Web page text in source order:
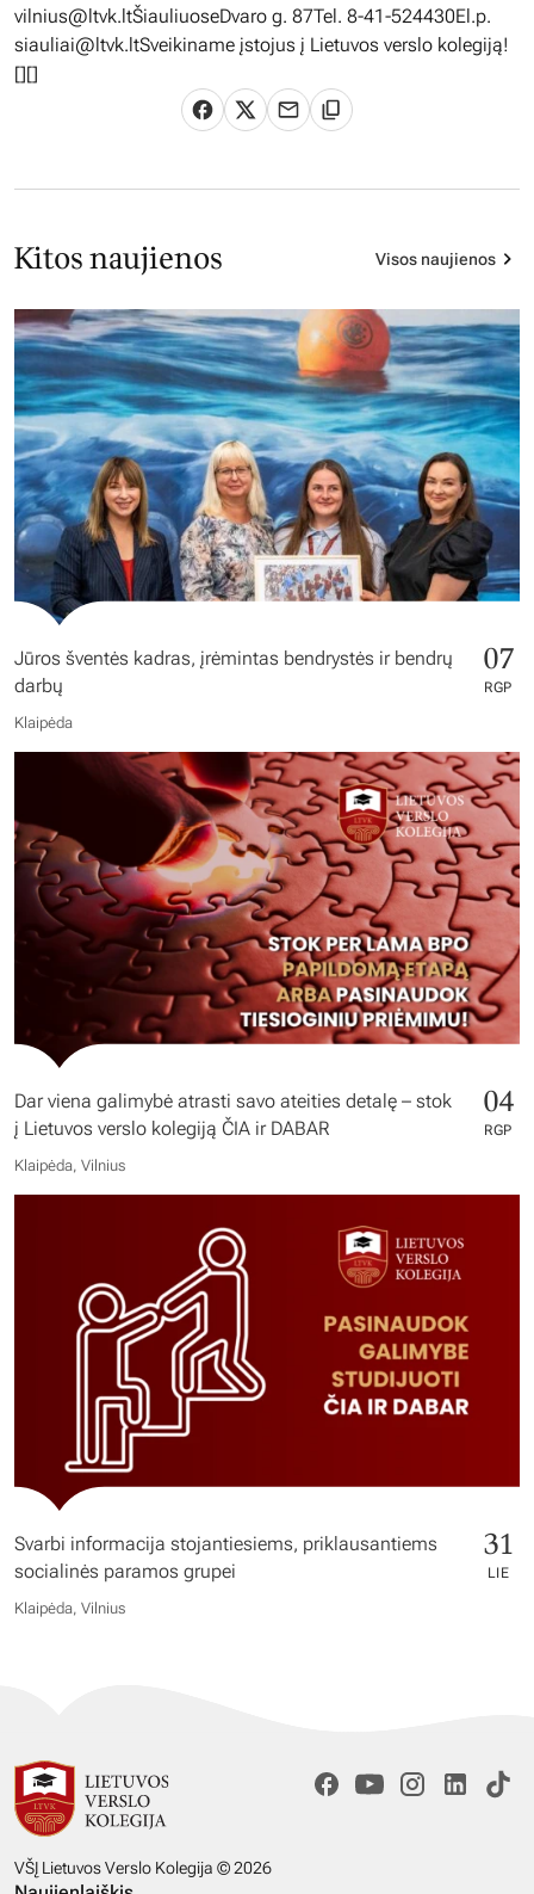
vilnius@ltvk.ltŠiauliuoseDvaro g. 87Tel. 8-41-524430El.p.
siauliai@ltvk.ltSveikiname įstojus į Lietuvos verslo kolegiją!
[][]
Kitos naujienos Visos naujienos
Jūros šventės kadras, įrėmintas bendrystės ir bendrų
darbų
07
RGP
Klaipėda
Dar viena galimybė atrasti savo ateities detalę – stok
į Lietuvos verslo kolegiją ČIA ir DABAR
04
RGP
Klaipėda, Vilnius
Svarbi informacija stojantiesiems, priklausantiems
socialinės paramos grupei
31
LIE
Klaipėda, Vilnius
VŠĮ Lietuvos Verslo Kolegija © 2026